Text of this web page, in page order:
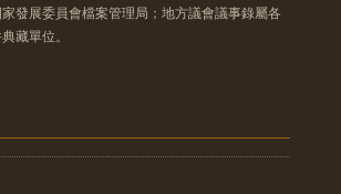
發展委員會檔案管理局；地方議會議事錄屬各
藏單位。